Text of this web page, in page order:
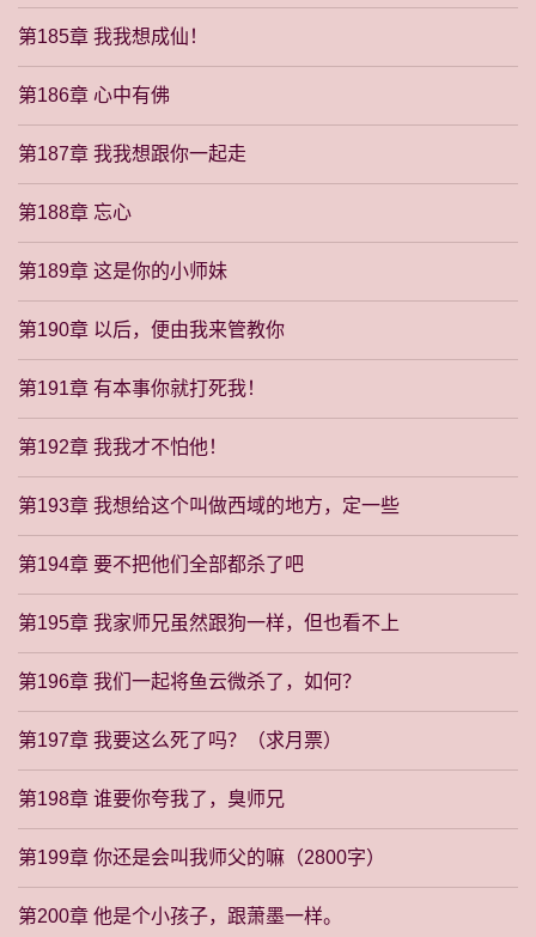
第185章 我我想成仙！
第186章 心中有佛
第187章 我我想跟你一起走
第188章 忘心
第189章 这是你的小师妹
第190章 以后，便由我来管教你
第191章 有本事你就打死我！
第192章 我我才不怕他！
第193章 我想给这个叫做西域的地方，定一些
第194章 要不把他们全部都杀了吧
第195章 我家师兄虽然跟狗一样，但也看不上
第196章 我们一起将鱼云微杀了，如何？
第197章 我要这么死了吗？（求月票）
第198章 谁要你夸我了，臭师兄
第199章 你还是会叫我师父的嘛（2800字）
第200章 他是个小孩子，跟萧墨一样。